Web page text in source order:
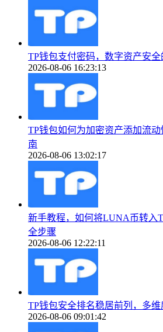
TP钱包支付密码，数字资产安
2026-08-06 16:23:13
TP钱包如何为加密资产添加流
南
2026-08-06 13:02:17
新手教程，如何将LUNA币转入
全步骤
2026-08-06 12:22:11
TP钱包安全排名稳居前列，多
2026-08-06 09:01:42